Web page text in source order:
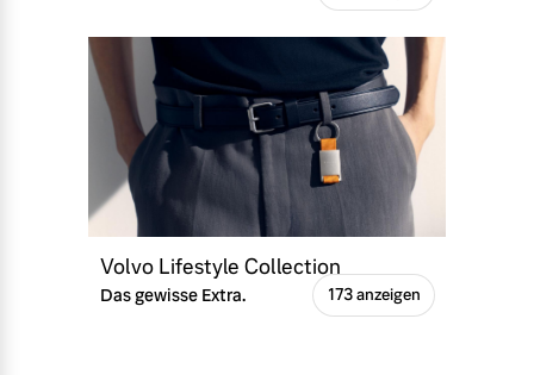
Volvo Lifestyle Collection
Das gewisse Extra. 173 anzeigen